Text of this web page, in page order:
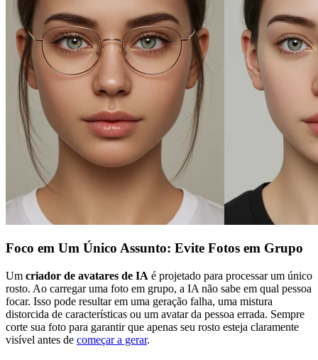
Foco em Um Único Assunto: Evite Fotos em Grupo
Um criador de avatares de IA é projetado para processar um único
rosto. Ao carregar uma foto em grupo, a IA não sabe em qual pessoa
focar. Isso pode resultar em uma geração falha, uma mistura
distorcida de características ou um avatar da pessoa errada. Sempre
corte sua foto para garantir que apenas seu rosto esteja claramente
visível antes de começar a gerar.